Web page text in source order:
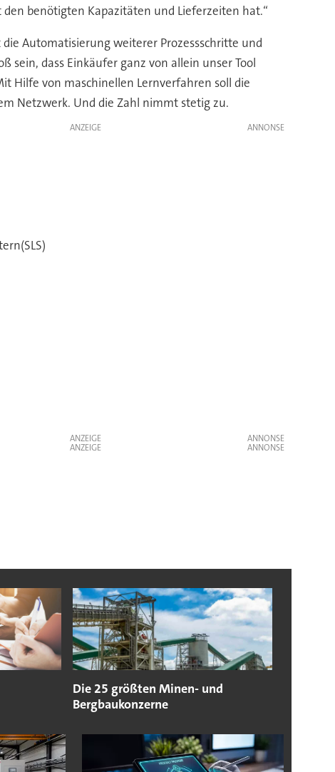
benötigten Kapazitäten und Lieferzeiten hat.“
Automatisierung weiterer Prozessschritte und
sein, dass Einkäufer ganz von allein unser Tool
Hilfe von maschinellen Lernverfahren soll die
Netzwerk. Und die Zahl nimmt stetig zu.
ANZEIGE
ANZEIGE
ANZEIGE
Die 25 größten Minen- und
Bergbaukonzerne